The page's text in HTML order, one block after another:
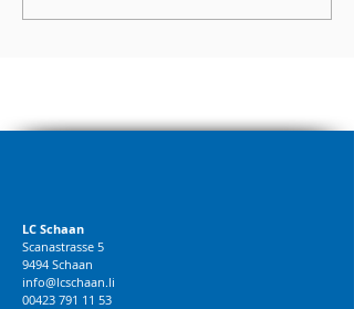
LC Schaan
Scanastrasse 5
9494 Schaan
info@lcschaan.li
00423 791 11 53